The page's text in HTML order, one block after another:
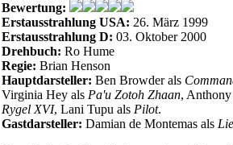
Bewertung:
Erstausstrahlung USA: 26. März 1999
Erstausstrahlung D: 03. Oktober 2000
Drehbuch: Ro Hume
Regie: Brian Henson
Hauptdarsteller: Ben Browder als
Virginia Hey als Pa'u Zotoh Zhaan,
Rygel XVI, Lani Tupu als Pilot.
Gastdarsteller: Damian de Montemas als